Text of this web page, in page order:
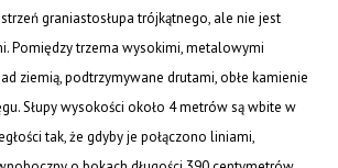
graniastosłupa trójkątnego, ale nie jest
Pomiędzy trzema wysokimi, metalowymi
ziemią, podtrzymywane drutami, obłe kamienie
Słupy wysokości około 4 metrów są wbite w
tak, że gdyby je połączono liniami,